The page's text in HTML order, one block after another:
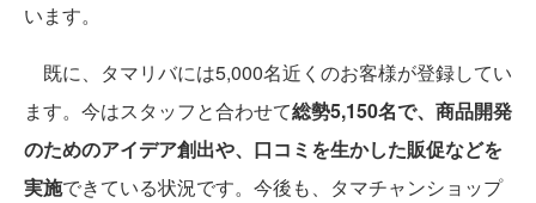
います。
既に、タマリバには5,000名近くのお客様が登録してい
ます。今はスタッフと合わせて総勢5,150名で、商品開発
のためのアイデア創出や、口コミを生かした販促などを
実施できている状況です。今後も、タマチャンショップ